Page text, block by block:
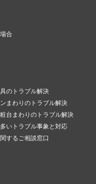
合
のトラブル解決
まわりのトラブル解決
台まわりのトラブル解決
いトラブル事象と対応
するご相談窓口